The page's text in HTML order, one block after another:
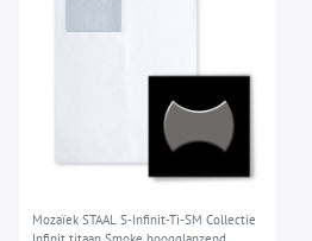
Mozaïek STAAL S-Infinit-Ti-SM Collectie